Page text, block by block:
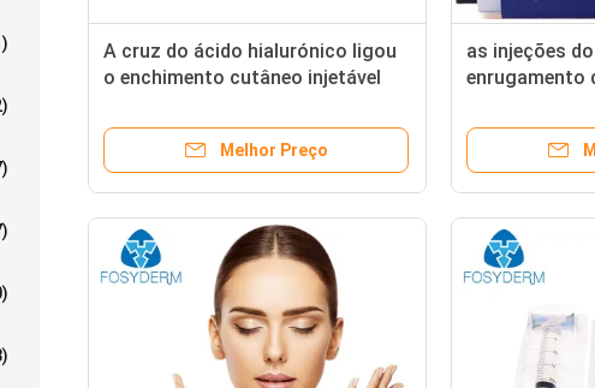
A cruz do ácido hialurónico ligou
o enchimento cutâneo injetável
Melhor Preço
as injeções
enrugamento
cutâneo